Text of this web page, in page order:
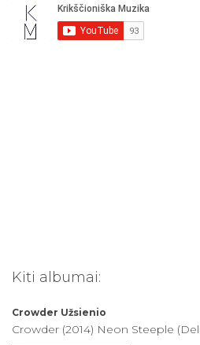
Kiti albumai:
Crowder Užsienio
Crowder (2014) Neon Steeple